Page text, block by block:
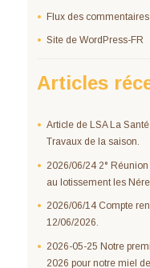
Flux des commentaires
Site de WordPress-FR
Articles
Article de LSA La
Travaux de la saison.
2026/06/24 2°
au lotissement les
2026/06/14 Compte
12/06/2026.
2026-05-25 Notre
2026 pour notre miel